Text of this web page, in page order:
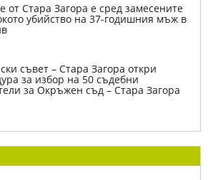
от Стара Загора е сред замесените
убийство на 37-годишния мъж в
съвет – Стара Загора откри
за избор на 50 съдебни
за Окръжен съд – Стара Загора